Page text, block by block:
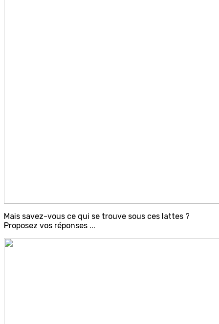
Mais savez-vous ce qui se trouve sous ces lattes ?
Proposez vos réponses ...